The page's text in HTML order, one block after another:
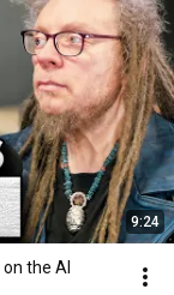
9:24
the AI